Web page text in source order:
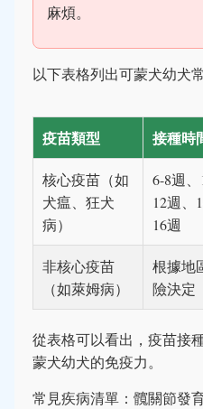
麻煩。
以下表格列出可蒙犬幼犬
疫苗類型 接種時
核心疫苗（如
犬瘟、狂犬
病）
6-8週、
12週、
16週
非核心疫苗
（如萊姆病）
根據地
險決定
從表格可以看出，疫苗接
蒙犬幼犬的免疫力。
常見疾病清單：髖關節發